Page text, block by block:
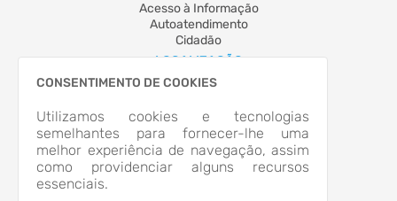
CONSENTIMENTO DE COOKIES
Utilizamos cookies e tecnologias
semelhantes para fornecer-lhe uma
melhor experiência de navegação, assim
como providenciar alguns recursos
essenciais.
Acesso à Informação
Autoatendimento
Cidadão
LOCALIZAÇÃO
RUA CASTRO ALVES, Nº 44, CENTRO
CEP: 89.248-000
Abrir no Mapa
CONTATOS
(47) 3445-2512
schutz@camaragaruva.sc.gov.br